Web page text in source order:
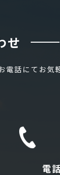
せ
話にてお気
電